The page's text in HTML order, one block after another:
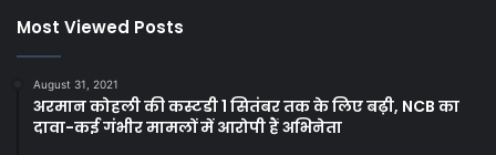
Most Viewed Posts
August 31, 2021
अरमान कोहली की कस्टडी 1 सितंबर तक के लिए बढ़ी, NCB का
दावा-कई गंभीर मामलों में आरोपी हैं अभिनेता